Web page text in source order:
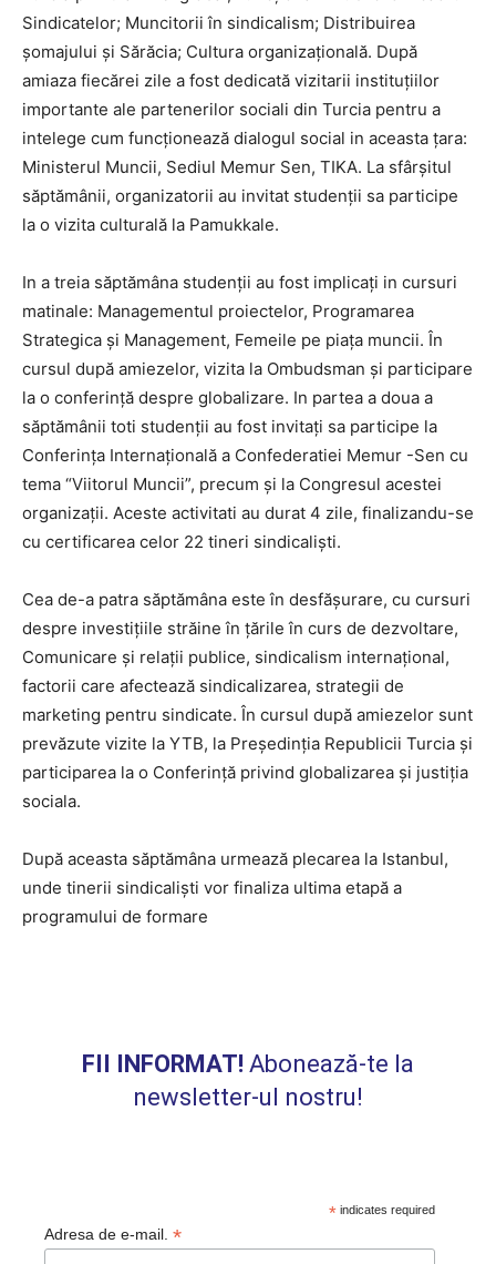
Sindicatelor; Muncitorii în sindicalism; Distribuirea
șomajului și Sărăcia; Cultura organizațională. După
amiaza fiecărei zile a fost dedicată vizitarii instituțiilor
importante ale partenerilor sociali din Turcia pentru a
intelege cum funcționează dialogul social in aceasta țara:
Ministerul Muncii, Sediul Memur Sen, TIKA. La sfârșitul
săptămânii, organizatorii au invitat studenții sa participe
la o vizita culturală la Pamukkale.
In a treia săptămâna studenții au fost implicați in cursuri
matinale: Managementul proiectelor, Programarea
Strategica și Management, Femeile pe piața muncii. În
cursul după amiezelor, vizita la Ombudsman și participare
la o conferință despre globalizare. In partea a doua a
săptămânii toti studenții au fost invitați sa participe la
Conferința Internațională a Confederatiei Memur -Sen cu
tema “Viitorul Muncii”, precum și la Congresul acestei
organizații. Aceste activitati au durat 4 zile, finalizandu-se
cu certificarea celor 22 tineri sindicaliști.
Cea de-a patra săptămâna este în desfășurare, cu cursuri
despre investițiile străine în țările în curs de dezvoltare,
Comunicare și relații publice, sindicalism internațional,
factorii care afectează sindicalizarea, strategii de
marketing pentru sindicate. În cursul după amiezelor sunt
prevăzute vizite la YTB, la Președinția Republicii Turcia și
participarea la o Conferință privind globalizarea și justiția
sociala.
După aceasta săptămâna urmează plecarea la Istanbul,
unde tinerii sindicaliști vor finaliza ultima etapă a
programului de formare
FII INFORMAT! Abonează-te la
newsletter-ul nostru!
* indicates required
Adresa de e-mail. *